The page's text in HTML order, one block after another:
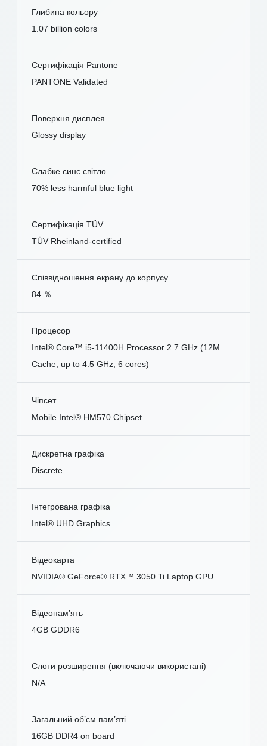
Глибина кольору
1.07 billion colors
Сертифікація Pantone
PANTONE Validated
Поверхня дисплея
Glossy display
Слабке синє світло
70% less harmful blue light
Сертифікація TÜV
TÜV Rheinland-certified
Співвідношення екрану до корпусу
84 ％
Процесор
Intel® Core™ i5-11400H Processor 2.7 GHz (12M
Cache, up to 4.5 GHz, 6 cores)
Чіпсет
Mobile Intel® HM570 Chipset
Дискретна графіка
Discrete
Інтегрована графіка
Intel® UHD Graphics
Відеокарта
NVIDIA® GeForce® RTX™ 3050 Ti Laptop GPU
Відеопам’ять
4GB GDDR6
Слоти розширення (включаючи використані)
N/A
Загальний об’єм пам’яті
16GB DDR4 on board